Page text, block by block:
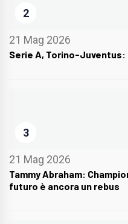
2
21 Mag 2026
Serie A, Torino-Juventus:
3
21 Mag 2026
Tammy Abraham:
futuro è ancora un rebus